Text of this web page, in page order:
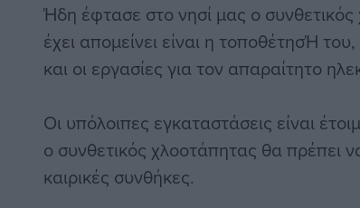
Ήδη έφτασε στο νησί μας ο
έχει απομείνει είναι η τοποθέτησΉ
και οι εργασίες για τον απαραίτητο
Οι υπόλοιπες εγκαταστάσεις είναι
ο συνθετικός χλοοτάπητας θα πρέπει
καιρικές συνθήκες.